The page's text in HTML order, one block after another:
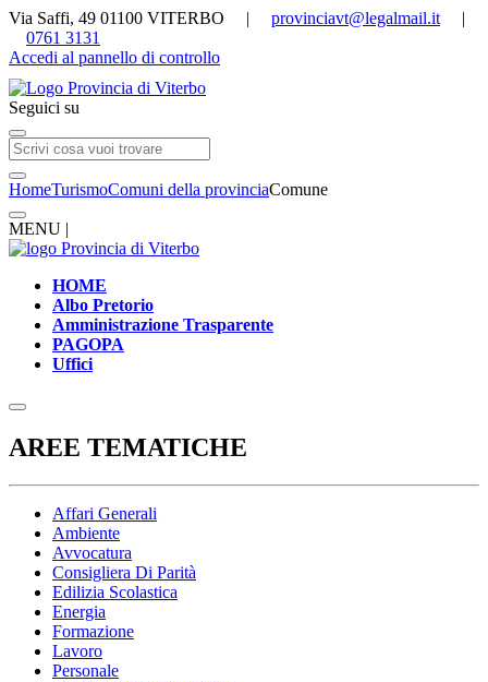
Via Saffi, 49 01100 VITERBO | provinciavt@legalmail.it |
0761 3131
Accedi al pannello di controllo
Seguici su
HomeTurismoComuni della provinciaComune
MENU |
HOME
Albo Pretorio
Amministrazione Trasparente
PAGOPA
Uffici
AREE TEMATICHE
Affari Generali
Ambiente
Avvocatura
Consigliera Di Parità
Edilizia Scolastica
Energia
Formazione
Lavoro
Personale